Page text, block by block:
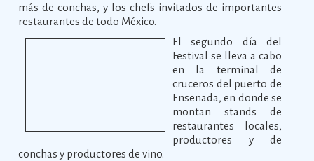
más de conchas, y los chefs invitados de importantes
restaurantes de todo México.
El segundo día del
Festival se lleva a cabo
en la terminal de
cruceros del puerto de
Ensenada, en donde se
montan stands de
restaurantes locales,
productores y de
conchas y productores de vino.